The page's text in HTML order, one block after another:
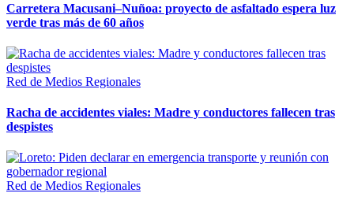
Carretera Macusani–Nuñoa: proyecto de asfaltado espera luz
verde tras más de 60 años
Red de Medios Regionales
Racha de accidentes viales: Madre y conductores fallecen tras
despistes
Red de Medios Regionales